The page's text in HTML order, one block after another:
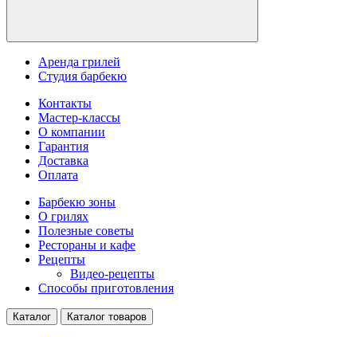
Аренда грилей
Студия барбекю
Контакты
Мастер-классы
О компании
Гарантия
Доставка
Оплата
Барбекю зоны
О грилях
Полезные советы
Рестораны и кафе
Рецепты
Видео-рецепты
Способы приготовления
Каталог Каталог товаров